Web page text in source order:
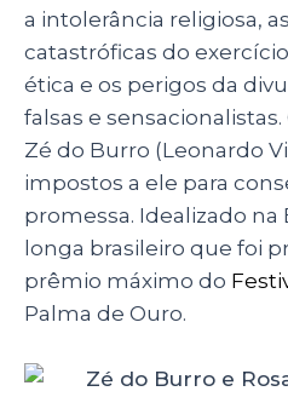
a intolerância religiosa,
catastróficas do
ética e os perigos da
falsas e
Zé do Burro (Leonardo
impostos a ele para
promessa. Idealizado na
longa brasileiro que foi
prêmio máximo do
Palma de Ouro.